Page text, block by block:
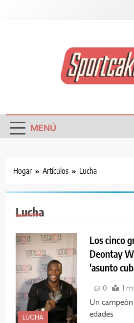
MENÚ
Hogar Artículos Lucha
Lucha
LUCHA
Los cinco
Deontay
'asunto
0 1
Un
edades